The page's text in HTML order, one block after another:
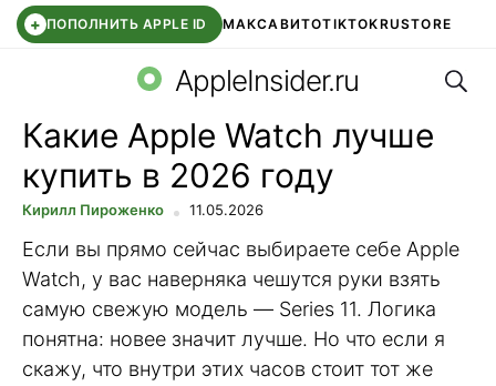
+ ПОПОЛНИТЬ APPLE ID МАКСАВИТОTIKTOKRUSTORE
WB КЛУБIOS 26.6 APPLE ID
AppleInsider.ru
Какие Apple Watch лучше
купить в 2026 году
Кирилл Пироженко 11.05.2026
Если вы прямо сейчас выбираете себе Apple
Watch, у вас наверняка чешутся руки взять
самую свежую модель — Series 11. Логика
понятна: новее значит лучше. Но что если я
скажу, что внутри этих часов стоит тот же